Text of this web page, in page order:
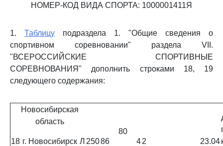
НОМЕР-КОД ВИДА СПОРТА: 1000001411Я
1. Таблицу подраздела 1. "Общие сведения о
спортивном соревновании" раздела VII.
"ВСЕРОССИЙСКИЕ СПОРТИВНЫЕ
СОРЕВНОВАНИЯ" дополнить строками 18, 19
следующего содержания:
18
Новосибирская
область
г. Новосибирск Л 25086
80
42 23.04